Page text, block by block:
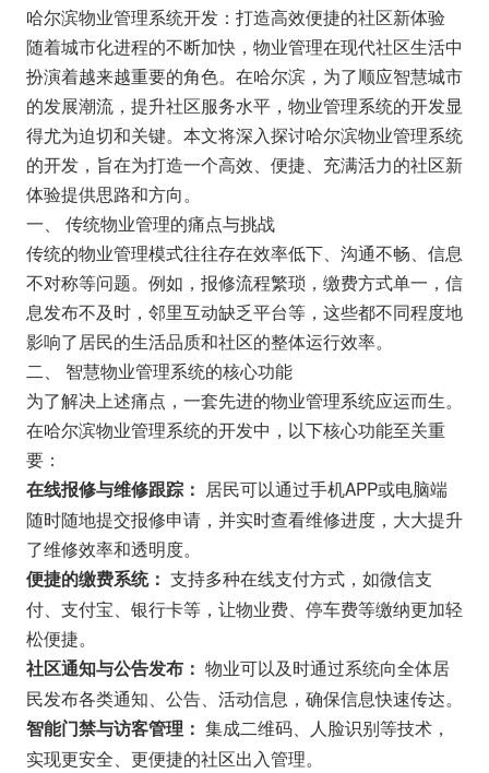
哈尔滨物业管理系统开发：打造高效便捷的社区新体验
随着城市化进程的不断加快，物业管理在现代社区生活中
扮演着越来越重要的角色。在哈尔滨，为了顺应智慧城市
的发展潮流，提升社区服务水平，物业管理系统的开发显
得尤为迫切和关键。本文将深入探讨哈尔滨物业管理系统
的开发，旨在为打造一个高效、便捷、充满活力的社区新
体验提供思路和方向。
一、 传统物业管理的痛点与挑战
传统的物业管理模式往往存在效率低下、沟通不畅、信息
不对称等问题。例如，报修流程繁琐，缴费方式单一，信
息发布不及时，邻里互动缺乏平台等，这些都不同程度地
影响了居民的生活品质和社区的整体运行效率。
二、 智慧物业管理系统的核心功能
为了解决上述痛点，一套先进的物业管理系统应运而生。
在哈尔滨物业管理系统的开发中，以下核心功能至关重
要：
在线报修与维修跟踪： 居民可以通过手机APP或电脑端
随时随地提交报修申请，并实时查看维修进度，大大提升
了维修效率和透明度。
便捷的缴费系统： 支持多种在线支付方式，如微信支
付、支付宝、银行卡等，让物业费、停车费等缴纳更加轻
松便捷。
社区通知与公告发布： 物业可以及时通过系统向全体居
民发布各类通知、公告、活动信息，确保信息快速传达。
智能门禁与访客管理： 集成二维码、人脸识别等技术，
实现更安全、更便捷的社区出入管理。